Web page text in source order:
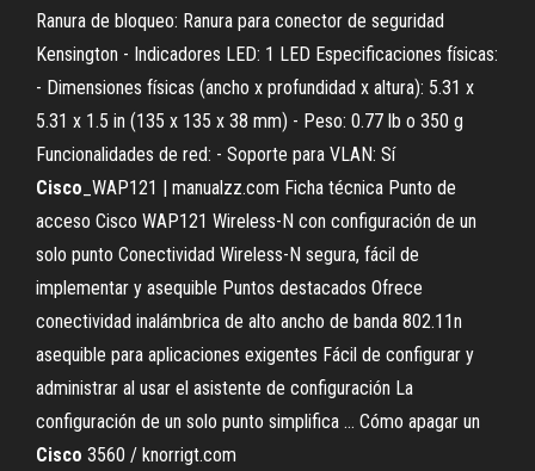
Ranura de bloqueo: Ranura para conector de seguridad
Kensington - Indicadores LED: 1 LED Especificaciones físicas:
- Dimensiones físicas (ancho x profundidad x altura): 5.31 x
5.31 x 1.5 in (135 x 135 x 38 mm) - Peso: 0.77 lb o 350 g
Funcionalidades de red: - Soporte para VLAN: Sí
Cisco _WAP121 | manualzz.com Ficha técnica Punto de
acceso Cisco WAP121 Wireless-N con configuración de un
solo punto Conectividad Wireless-N segura, fácil de
implementar y asequible Puntos destacados Ofrece
conectividad inalámbrica de alto ancho de banda 802.11n
asequible para aplicaciones exigentes Fácil de configurar y
administrar al usar el asistente de configuración La
configuración de un solo punto simplifica ... Cómo apagar un
Cisco 3560 / knorrigt.com